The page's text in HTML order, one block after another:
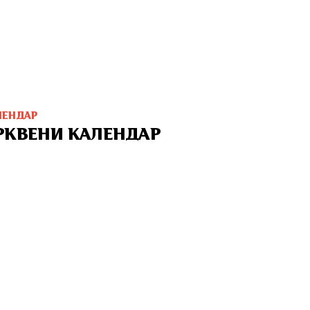
КАЛЕНДАР